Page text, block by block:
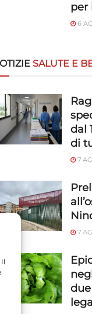
per
6
SALUTE E
dal
di
7
7